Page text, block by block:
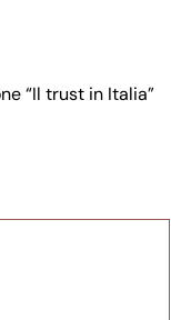
“Il trust in Italia”